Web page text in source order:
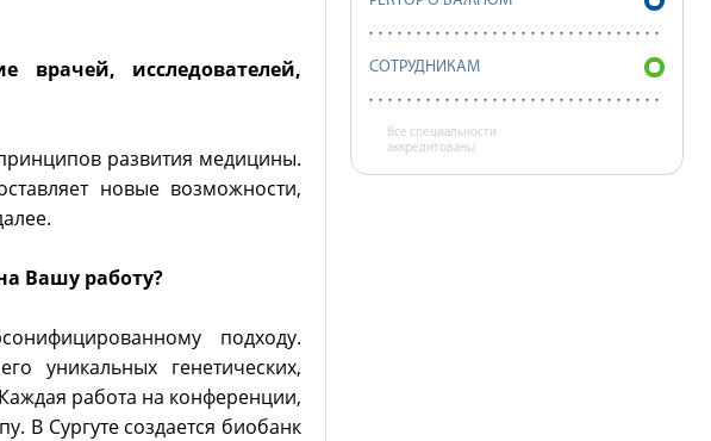
исследователей,
развития медицины.
новые возможности,
Вашу работу?
подходу.
уникальных генетических,
работа на конференции,
В Сургуте создается биобанк
СОТРУДНИКАМ
Все специальности
аккредитованы